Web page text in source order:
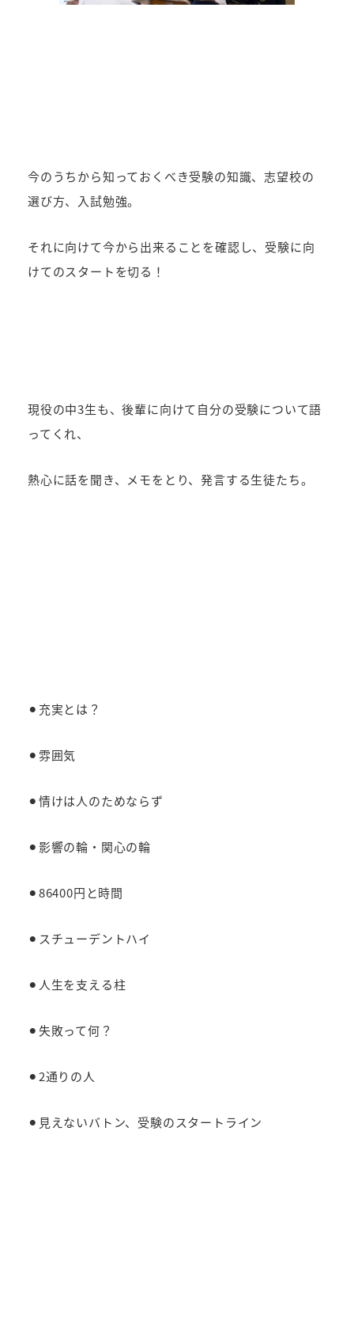
今のうちから知っておくべき受験の知識、志望校の
選び方、入試勉強。
それに向けて今から出来ることを確認し、受験に向
けてのスタートを切る！
現役の中3生も、後輩に向けて自分の受験について語
ってくれ、
熱心に話を聞き、メモをとり、発言する生徒たち。
⚫︎充実とは？
⚫︎雰囲気
⚫︎情けは人のためならず
⚫︎影響の輪・関心の輪
⚫︎86400円と時間
⚫︎スチューデントハイ
⚫︎人生を支える柱
⚫︎失敗って何？
⚫︎2通りの人
⚫︎見えないバトン、受験のスタートライン